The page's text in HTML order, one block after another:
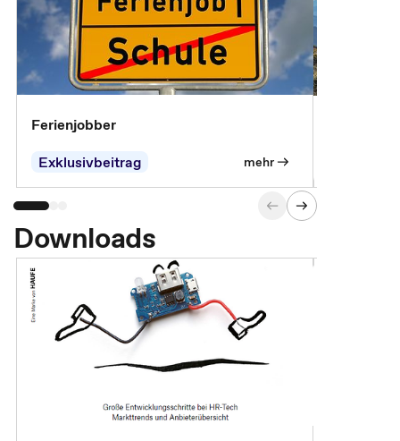
Ferienjobber
Exklusivbeitrag
mehr
Downloads